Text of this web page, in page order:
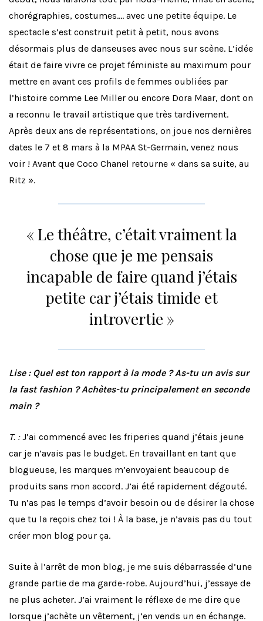
chorégraphies, costumes…. avec une petite équipe. Le
spectacle s’est construit petit à petit, nous avons
désormais plus de danseuses avec nous sur scène. L’idée
était de faire vivre ce projet féministe au maximum pour
mettre en avant ces profils de femmes oubliées par
l’histoire comme Lee Miller ou encore Dora Maar, dont on
a reconnu le travail artistique que très tardivement.
Après deux ans de représentations, on joue nos dernières
dates le 7 et 8 mars à la MPAA St-Germain, venez nous
voir ! Avant que Coco Chanel retourne « dans sa suite, au
Ritz ».
« Le théâtre, c’était vraiment la
chose que je me pensais
incapable de faire quand j’étais
petite car j’étais timide et
introvertie »
Lise : Quel est ton rapport à la mode ? As-tu un avis sur
la fast fashion ? Achètes-tu principalement en seconde
main ?
T. :J’ai commencé avec les friperies quand j’étais jeune
car je n’avais pas le budget. En travaillant en tant que
blogueuse, les marques m’envoyaient beaucoup de
produits sans mon accord. J’ai été rapidement dégouté.
Tu n’as pas le temps d’avoir besoin ou de désirer la chose
que tu la reçois chez toi ! À la base, je n’avais pas du tout
créer mon blog pour ça.
Suite à l’arrêt de mon blog, je me suis débarrassée d’une
grande partie de ma garde-robe. Aujourd’hui, j’essaye de
ne plus acheter. J’ai vraiment le réflexe de me dire que
lorsque j’achète un vêtement, j’en vends un en échange.